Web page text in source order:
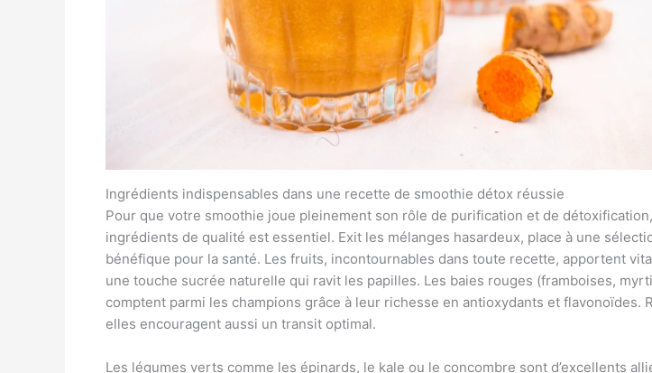
Ingrédients indispensables dans une recette de smoothie détox réussie
Pour que votre smoothie joue pleinement son rôle de purification et de
ingrédients de qualité est essentiel. Exit les mélanges hasardeux, place à une
bénéfique pour la santé. Les fruits, incontournables dans toute recette, apportent
une touche sucrée naturelle qui ravit les papilles. Les baies rouges (framboises,
comptent parmi les champions grâce à leur richesse en antioxydants et flavonoïdes.
elles encouragent aussi un transit optimal.
Les légumes verts comme les épinards, le kale ou le concombre sont d’excellents